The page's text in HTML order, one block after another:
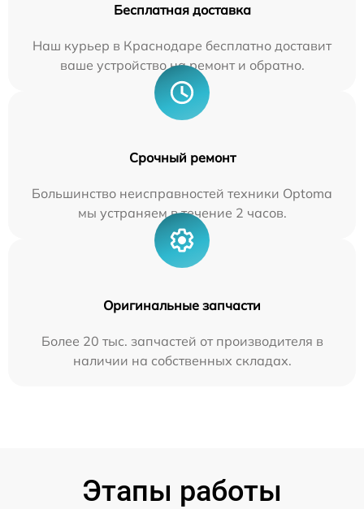
Бесплатная доставка
Наш курьер в Краснодаре бесплатно доставит
ваше устройство на ремонт и обратно.
Срочный ремонт
Большинство неисправностей техники Optoma
мы устраняем в течение 2 часов.
Оригинальные запчасти
Более 20 тыс. запчастей от производителя в
наличии на собственных складах.
Этапы работы